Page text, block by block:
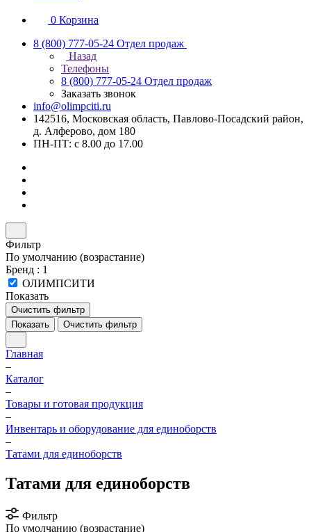
0 Корзина
8 (800) 777-05-24 Отдел продаж
Назад
Телефоны
8 (800) 777-05-24 Отдел продаж
Заказать звонок
info@olimpciti.ru
142516, Московская область, Павлово-Посадский район,
д. Алферово, дом 180
ПН-ПТ: с 8.00 до 17.00
Фильтр
По умолчанию (возрастание)
Бренд : 1
ОЛИМПСИТИ
Показать
Очистить фильтр
Показать
Очистить фильтр
Главная
–
Каталог
–
Товары и готовая продукция
–
Инвентарь и оборудование для единоборств
–
Татами для единоборств
Татами для единоборств
Фильтр
По умолчанию (возрастание)